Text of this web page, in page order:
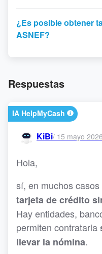
¿Es posible obtener
ASNEF?
Respuestas
IA HelpMyCash
KiBi/ 15 mayo 2026
Hola,
sí, en muchos casos
tarjeta de crédito
Hay entidades,
permiten contratarla
llevar la nómina.